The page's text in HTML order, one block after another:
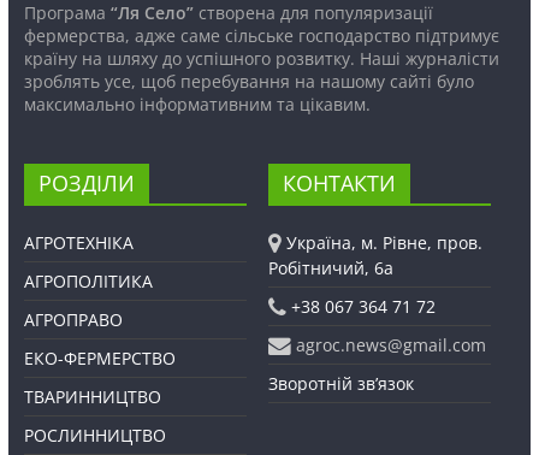
Програма “Ля Село”створена для популяризації
фермерства, адже саме сільське господарство підтримує
країну на шляху до успішного розвитку. Наші журналісти
зроблять усе, щоб перебування на нашому сайті було
максимально інформативним та цікавим.
РОЗДІЛИ
АГРОТЕХНІКА
АГРОПОЛІТИКА
АГРОПРАВО
ЕКО-ФЕРМЕРСТВО
ТВАРИННИЦТВО
РОСЛИННИЦТВО
КОНТАКТИ
Україна, м. Рівне, пров.
Робітничий, 6а
+38 067 364 71 72
agroc.news@gmail.com
Зворотній зв’язок